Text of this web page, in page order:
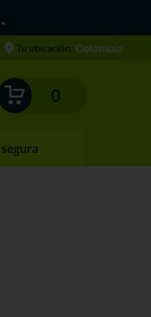
Tu ubicación: Colombia
0